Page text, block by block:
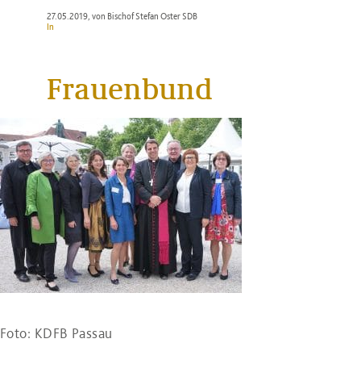
27.05.2019, von Bischof Stefan Oster SDB
In
Frauenbund
Foto: KDFB Passau